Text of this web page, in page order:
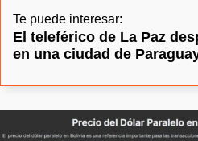
Te puede interesar:
El teleférico de La Paz
en una ciudad de